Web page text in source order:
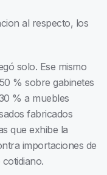
al respecto, los
solo. Ese mismo
% sobre gabinetes
% a muebles
fabricados
que exhibe la
importaciones de